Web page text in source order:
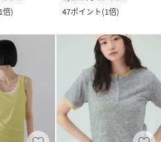
1倍)
47ポイント(1倍)